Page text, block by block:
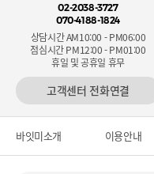
02-2038-3727
070-4188-1824
상담시간 AM10:00 - PM06:00
점심시간 PM12:00 - PM01:00
휴일 및 공휴일 휴무
고객센터 전화연결
바잇미소개 이용안내